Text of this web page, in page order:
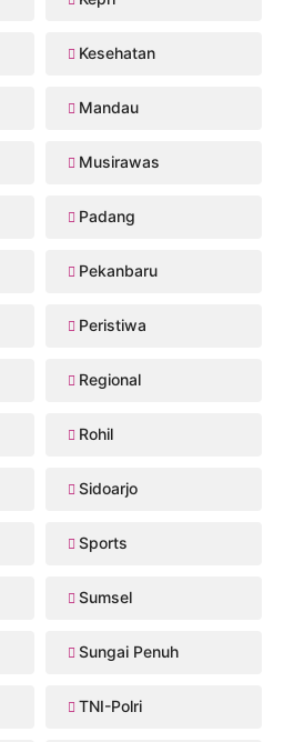
Kesehatan
Mandau
Musirawas
Padang
Pekanbaru
Peristiwa
Regional
Rohil
Sidoarjo
Sports
Sumsel
Sungai Penuh
TNI-Polri